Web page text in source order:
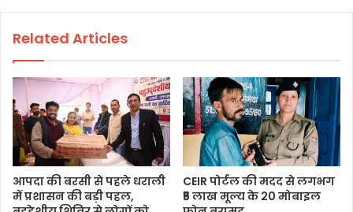
Related Articles
आपदा की बरसी से पहले धराली
में प्रशासन की बड़ी पहल,
CEIR पोर्टल की मदद से लगभग
₹5 लाख मूल्य के 20 मोबाइल